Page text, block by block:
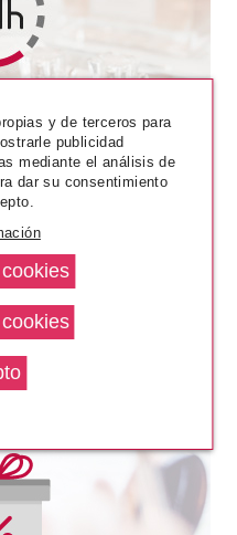
PROFUNDO
50 GR
desde
ESSENTIEL
y de terceros para
publicidad
mediante el análisis de
dar su consentimiento